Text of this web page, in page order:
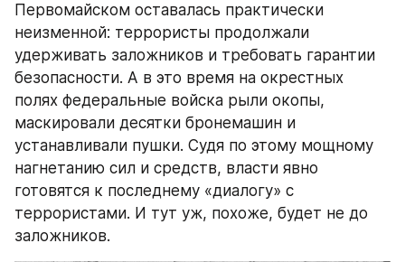
Первомайском оставалась практически
неизменной: террористы продолжали
удерживать заложников и требовать гарантии
безопасности. А в это время на окрестных
полях федеральные войска рыли окопы,
маскировали десятки бронемашин и
устанавливали пушки. Судя по этому мощному
нагнетанию сил и средств, власти явно
готовятся к последнему «диалогу» с
террористами. И тут уж, похоже, будет не до
заложников.